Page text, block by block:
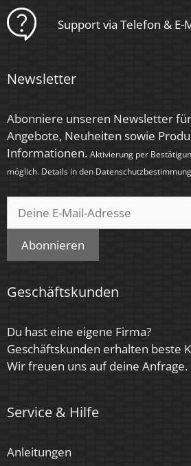
Support via Telefon & E-
Newsletter
Abonniere unseren Newsletter
Angebote, Neuheiten sowie
Informationen. Aktivierung per
möglich. Details in den
Abonnieren
Geschäftskunden
Du hast eine eigene Firma?
Geschäftskunden erhalten beste
Wir freuen uns auf deine Anfrage.
Service & Hilfe
Anleitungen